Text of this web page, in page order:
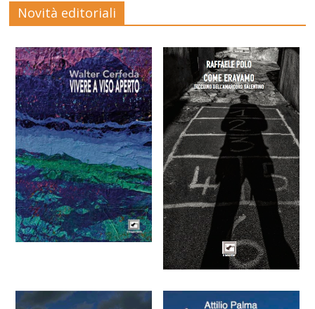
Novità editoriali